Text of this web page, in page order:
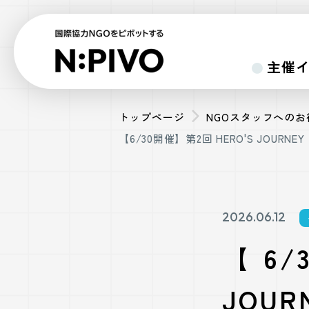
主催
トップページ
NGOスタッフへの
【6/30開催】第2回 HERO'S
2026.06.12
【